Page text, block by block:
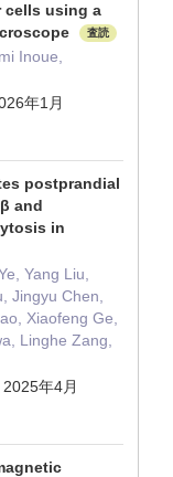
cells using a
査読
Inoue,
年1月
postprandial
and
in
Yang Liu,
Jingyu Chen,
Xiaofeng Ge,
Linghe Zang,
年4月